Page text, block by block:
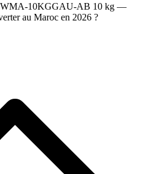
WMA-10KGGAU-AB 10 kg —
au Maroc en 2026 ?